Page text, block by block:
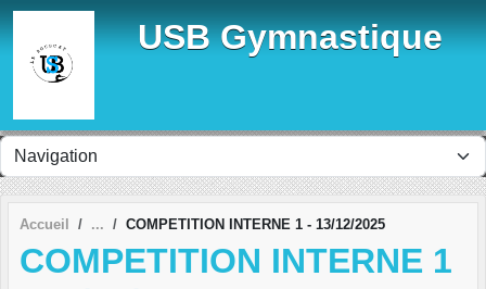
USB Gymnastique
Accueil COMPETITION INTERNE 1 - 13/12/2025
COMPETITION INTERNE 1
Panneau de gestion des cookies